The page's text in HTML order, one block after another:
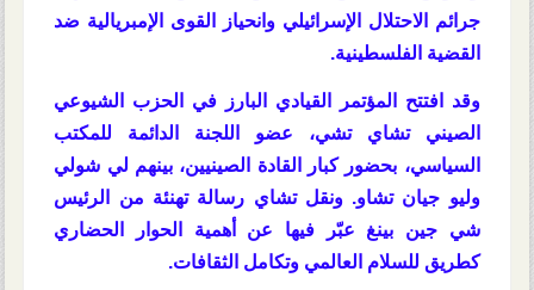
جرائم الاحتلال الإسرائيلي وانحياز القوى الإمبريالية ضد
القضية الفلسطينية.
وقد افتتح المؤتمر القيادي البارز في الحزب الشيوعي
الصينيتشاي تشي، عضو اللجنة الدائمة للمكتب
السياسي، بحضور كبار القادة الصينيين، بينهم لي شولي
وليو جيان تشاو. ونقل تشاي رسالة تهنئة من الرئيس
شي جين بينغ عبّر فيها عن
أهمية الحوار الحضاري
كطريق للسلام العالمي وتكامل الثقافات.